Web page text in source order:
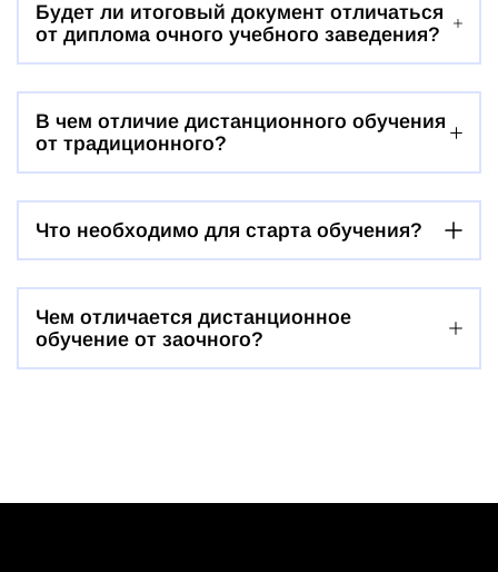
Будет ли итоговый документ отличаться
от диплома очного учебного заведения?
В чем отличие дистанционного обучения
от традиционного?
Что необходимо для старта обучения?
Чем отличается дистанционное
обучение от заочного?